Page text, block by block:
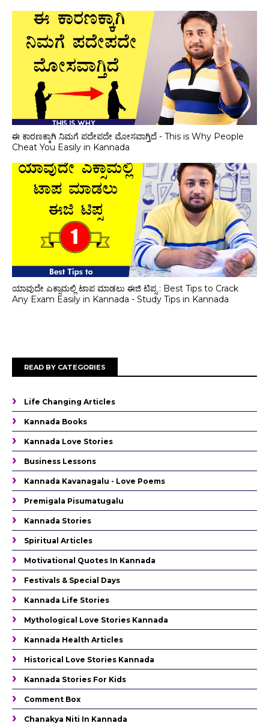
ಈ ಕಾರಣಕ್ಕಾಗಿ ನಿಮಗೆ ಪದೇಪದೇ ಮೋಸವಾಗ್ತಿದೆ - This is Why People
Cheat You Easily in Kannada
ಯಾವುದೇ ಎಕ್ಸಾಮಲ್ಲಿ‌ ಟಾಪ ಮಾಡಲು ಈಜಿ ಟಿಪ್ಸ : Best Tips to Crack
Any Exam Easily in Kannada - Study Tips in Kannada
READ BY CATEGORIES
Life Changing Articles
Kannada Books
Kannada Love Stories
Business Lessons
Kannada Kavanagalu - Love Poems
Premigala Pisumatugalu
Kannada Stories
Spiritual Articles
Motivational Quotes In Kannada
Festivals & Special Days
Kannada Life Stories
Mythological Love Stories Kannada
Kannada Health Articles
Historical Love Stories Kannada
Kannada Stories For Kids
Comment Box
Chanakya Niti In Kannada